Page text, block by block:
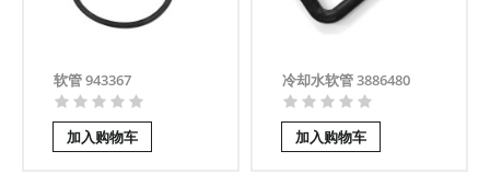
软管 943367
加入购物车
冷却水软管 3886480
加入购物车